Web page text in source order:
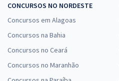
CONCURSOS NO NORDESTE
Concursos em Alagoas
Concursos na Bahia
Concursos no Ceará
Concursos no Maranhão